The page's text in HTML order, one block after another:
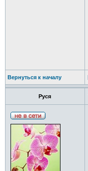
Вернуться к началу
Руся